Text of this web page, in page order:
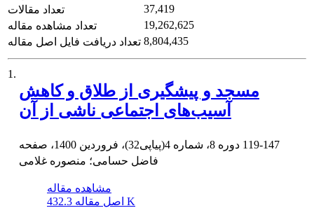
تعداد مقالات
37,419
تعداد مشاهده مقاله
19,262,625
تعداد دریافت فایل اصل مقاله 8,804,435
1.
مسجد و پیشگیری از طلاق و کاهش
آسیب‌های اجتماعی ناشی از آن
119-147
فاضل حسامی؛ منصوره غلامی
مشاهده مقاله
اصل مقاله 432.3 K